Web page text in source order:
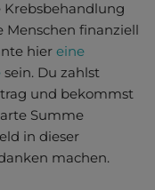
Krebsbehandlung
Menschen finanziell
hier eine
sein. Du zahlst
und bekommst
Summe
in dieser
machen.